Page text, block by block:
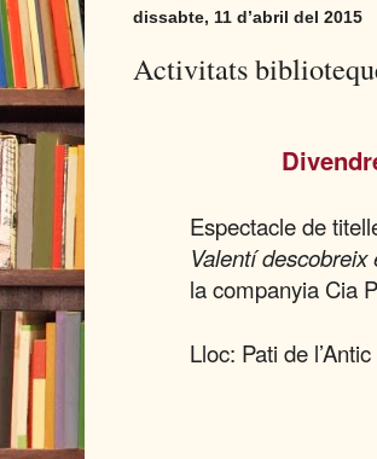
dissabte, 11 d’abril del 2015
Activitats
Espectacle de
Valentí descobreix
la companyia Cia
Lloc: Pati de